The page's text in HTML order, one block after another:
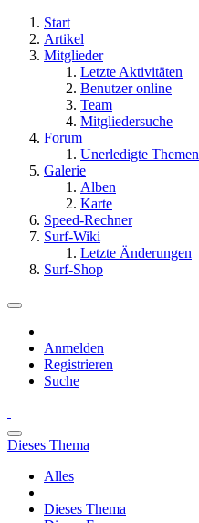
Start
Artikel
Mitglieder
Letzte Aktivitäten
Benutzer online
Team
Mitgliedersuche
Forum
Unerledigte Themen
Galerie
Alben
Karte
Speed-Rechner
Surf-Wiki
Letzte Änderungen
Surf-Shop
Anmelden
Registrieren
Suche
Dieses Thema
Alles
Dieses Thema